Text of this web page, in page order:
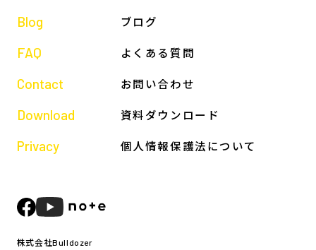
株式会社Bulldozer
Blog ブログ
FAQ よくある質問
Contact お問い合わせ
Download 資料ダウンロード
Privacy 個人情報保護法について